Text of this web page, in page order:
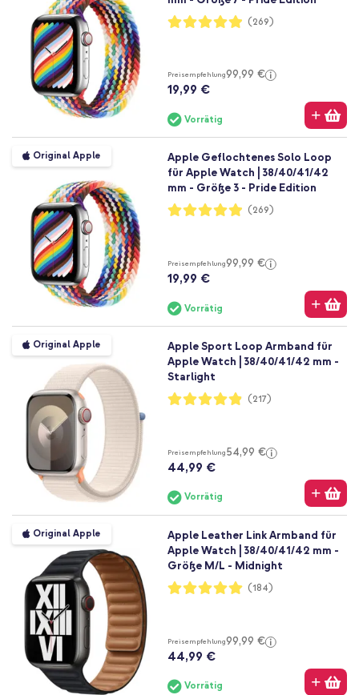
Bewertung:
98%
(269)
Preisempfehlung99,99 €
19,99 €
Vorrätig
Original Apple
Apple Geflochtenes Solo Loop
für Apple Watch | 38/40/41/42
mm - Größe 3 - Pride Edition
Bewertung:
(269)
Preisempfehlung99,99 €
19,99 €
Vorrätig
Original Apple
Apple Sport Loop Armband für
Apple Watch | 38/40/41/42 mm -
Starlight
Bewertung:
97%
(217)
Preisempfehlung54,99 €
44,99 €
Vorrätig
Original Apple
Apple Leather Link Armband für
Apple Watch | 38/40/41/42 mm -
Größe M/L - Midnight
Bewertung:
99%
(184)
Preisempfehlung99,99 €
44,99 €
Vorrätig